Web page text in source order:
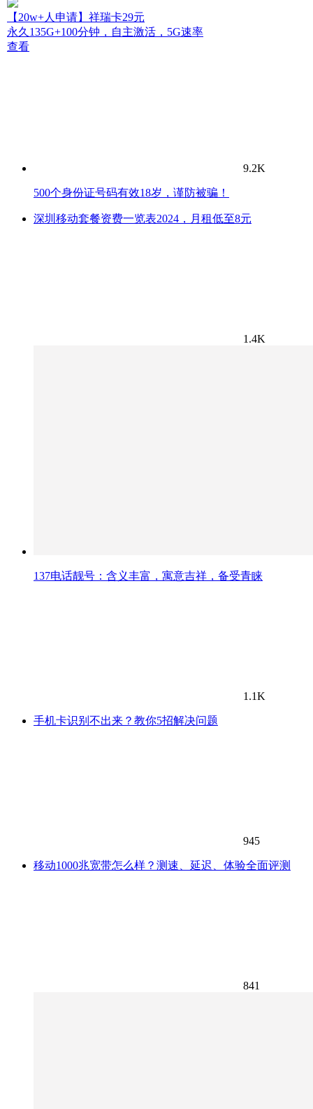
【20w+人申请】祥瑞卡29元
永久135G+100分钟，自主激活，5G速率
查看
9.2K
500个身份证号码有效18岁，谨防被骗！
深圳移动套餐资费一览表2024，月租低至8元
1.4K
137电话靓号：含义丰富，寓意吉祥，备受青睐
1.1K
手机卡识别不出来？教你5招解决问题
945
移动1000兆宽带怎么样？测速、延迟、体验全面评测
841